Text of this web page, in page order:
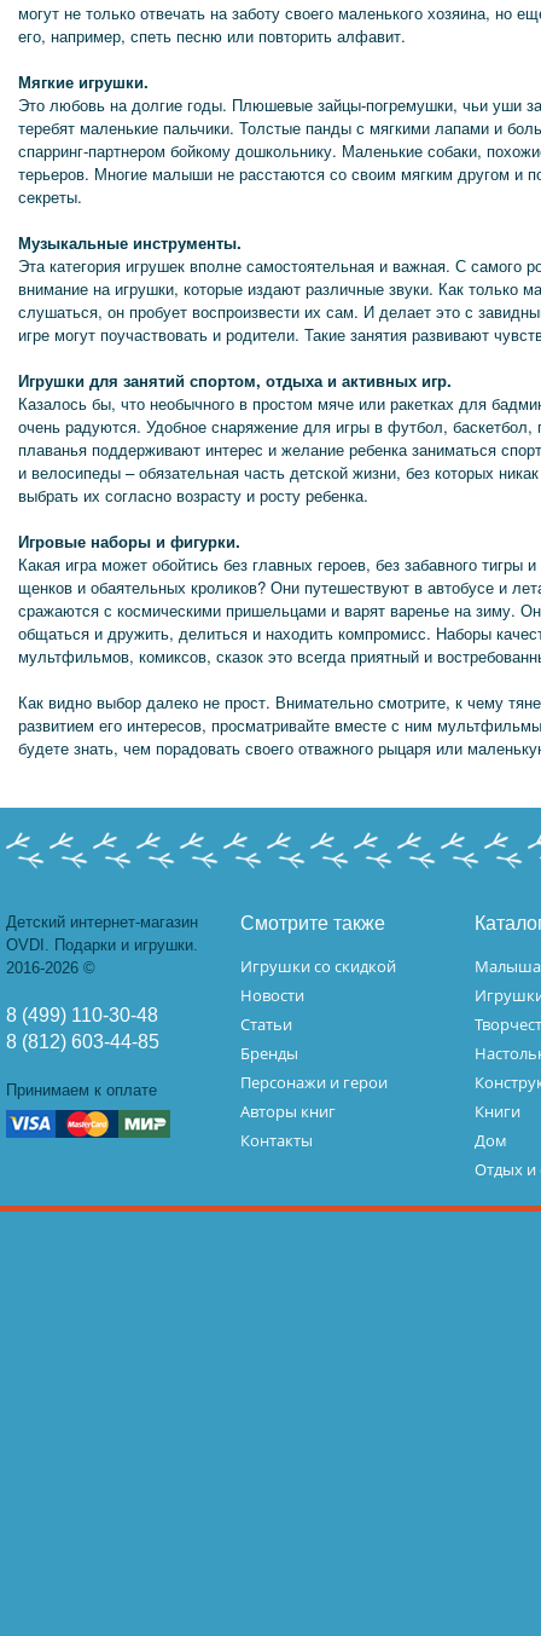
могут не только отвечать на заботу своего маленького хозяина, но
его, например, спеть песню или повторить алфавит.
Мягкие игрушки.
Это любовь на долгие годы. Плюшевые зайцы-погремушки, чьи уши
теребят маленькие пальчики. Толстые панды с мягкими лапами и
спарринг-партнером бойкому дошкольнику. Маленькие собаки,
терьеров. Многие малыши не расстаются со своим мягким другом и
секреты.
Музыкальные инструменты.
Эта категория игрушек вполне самостоятельная и важная. С самого
внимание на игрушки, которые издают различные звуки. Как только
слушаться, он пробует воспроизвести их сам. И делает это с
игре могут поучаствовать и родители. Такие занятия развивают
Игрушки для занятий спортом, отдыха и активных игр.
Казалось бы, что необычного в простом мяче или ракетках для
очень радуются. Удобное снаряжение для игры в футбол, баскетбол,
плаванья поддерживают интерес и желание ребенка заниматься
и велосипеды – обязательная часть детской жизни, без которых
выбрать их согласно возрасту и росту ребенка.
Игровые наборы и фигурки.
Какая игра может обойтись без главных героев, без забавного тигры
щенков и обаятельных кроликов? Они путешествуют в автобусе и
сражаются с космическими пришельцами и варят варенье на зиму.
общаться и дружить, делиться и находить компромисс. Наборы
мультфильмов, комиксов, сказок это всегда приятный и
Как видно выбор далеко не прост. Внимательно смотрите, к чему
развитием его интересов, просматривайте вместе с ним
будете знать, чем порадовать своего отважного рыцаря или
Детский интернет-магазин
OVDI. Подарки и игрушки.
2016-2026 ©
8 (499) 110-30-48
8 (812) 603-44-85
Принимаем к оплате
Смотрите также
Игрушки со скидкой
Новости
Статьи
Бренды
Персонажи и герои
Авторы книг
Контакты
Книги
Дом
Отдых и